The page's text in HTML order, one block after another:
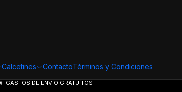
Calcetines ContactoTérminos y Condiciones
GASTOS DE ENVÍO GRATUÍTOS